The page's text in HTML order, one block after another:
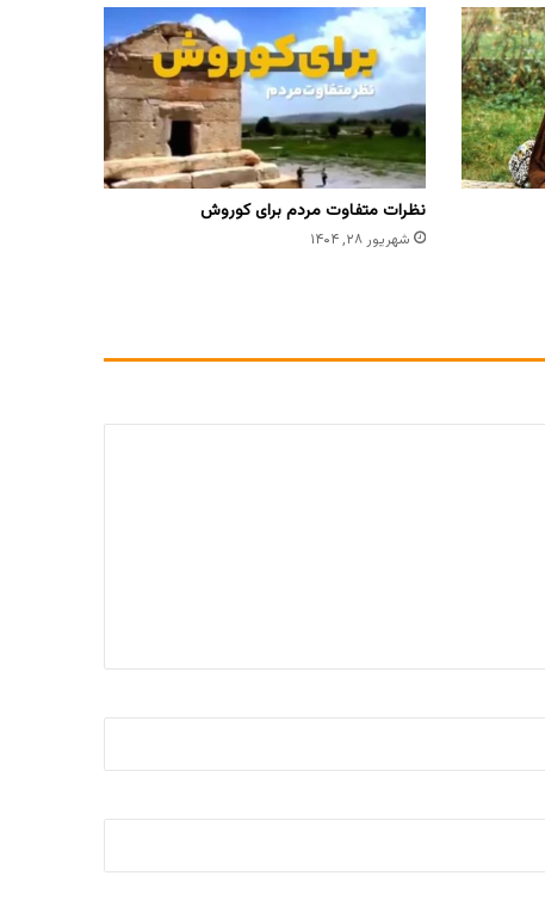
نظرات متفاوت مردم برای کوروش
شهریور ۲۸, ۱۴۰۴